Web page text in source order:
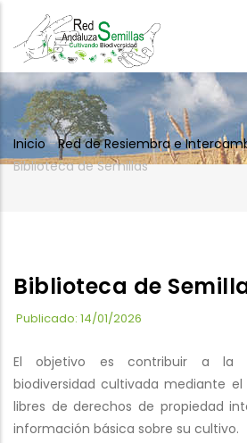
main
content
Breadcrumb
Inicio -Red de Resiembra e
Biblioteca de Semillas
Biblioteca de
Publicado: 14/01/2026
El objetivo es contribuir a la
biodiversidad cultivada mediante
libres de derechos de propiedad
información básica sobre su cultivo.